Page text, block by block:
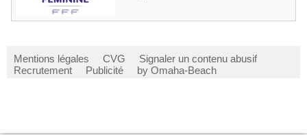
Mentions légales CVG
Signaler un contenu abusif
Recrutement
Publicité by Omaha-Beach